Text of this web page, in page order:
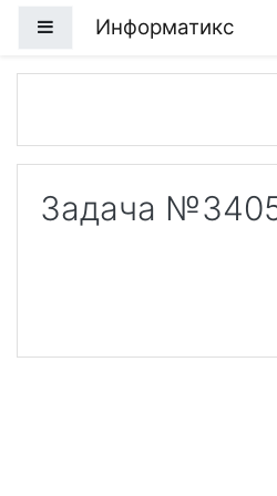
Боковая панель
Информатикс
Задача